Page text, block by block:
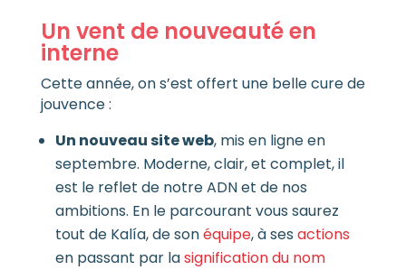
Un vent de nouveauté en
interne
Cette année, on s’est offert une belle cure de
jouvence :
Un nouveau site web, mis en ligne en
septembre. Moderne, clair, et complet, il
est le reflet de notre ADN et de nos
ambitions. En le parcourant vous saurez
tout de Kalía, de sonéquipe, à ses actions
en passant par lasignification du nom